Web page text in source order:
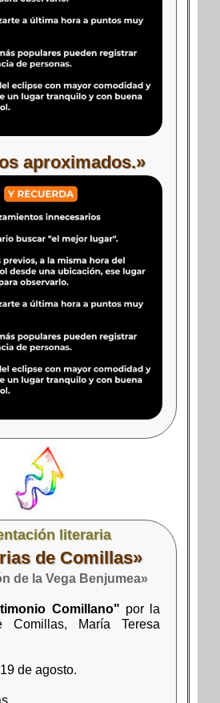
aproximados.»
literaria
de Comillas»
de la Vega Benjumea»
Comillano" por la
Comillas, María Teresa
de agosto.